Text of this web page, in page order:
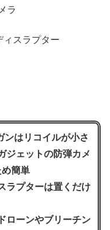
ラ
ィスラプター
ンはリコイルが小さ
ジェットの防弾カメ
簡単
ラプターは置くだけ
ローンやブリーチン